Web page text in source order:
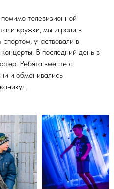
телевизионной
кружки, мы играли в
участвовали в
В последний день в
Ребята вместе с
и обменивались